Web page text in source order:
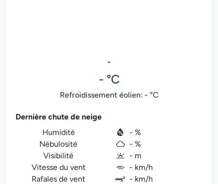
-
- °C
Refroidissement éolien: - °C
Dernière chute de neige
Humidité
- %
Nébulosité
- %
Visibilité
- m
Vitesse du vent
- km/h
Rafales de vent
- km/h